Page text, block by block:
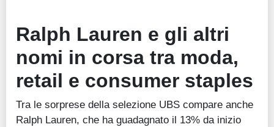
Ralph Lauren e gli altri
nomi in corsa tra moda,
retail e consumer staples
Tra le sorprese della selezione UBS compare anche
Ralph Lauren, che ha guadagnato il 13% da inizio